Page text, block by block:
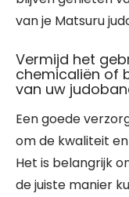
van je Matsuru
Vermijd het
chemicaliën of
van uw
Een goede
om de kwaliteit
Het is belangrijk
de juiste manier